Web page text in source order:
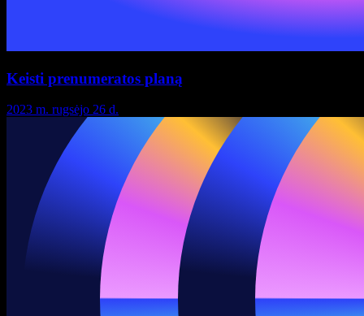
Keisti prenumeratos planą
2023 m. rugsėjo 26 d.